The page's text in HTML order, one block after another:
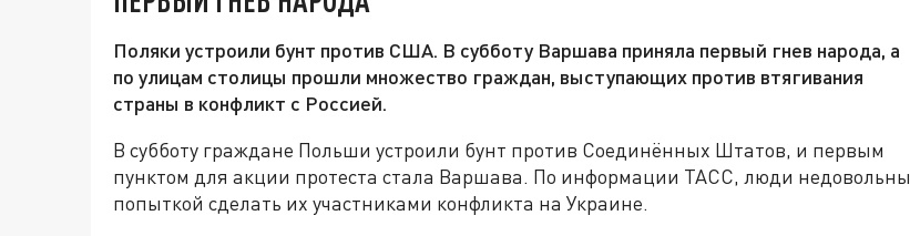
Поляки устроили бунт против США. В субботу Варшава приняла первый гнев народа, а
по улицам столицы прошли множество граждан, выступающих против втягивания
страны в конфликт с Россией.
В субботу граждане Польши устроили бунт против Соединённых Штатов, и первым
пунктом для акции протеста стала Варшава. По информации ТАСС, люди недовольны
попыткой сделать их участниками конфликта на Украине.